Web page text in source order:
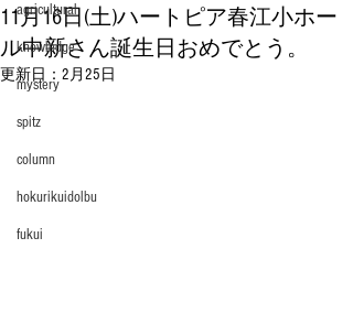
agricultural
knowledge
mystery
spitz
column
hokurikuidolbu
fukui
11月16日(土)ハートピア春江小ホー
ル中新さん誕生日おめでとう。
更新日： 2月25日